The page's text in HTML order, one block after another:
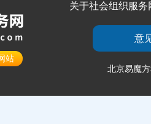
站
关于社会组织服务
意
北京易魔